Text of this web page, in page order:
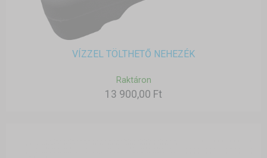
VÍZZEL TÖLTHETŐ NEHEZÉK
Raktáron
13 900,00 Ft